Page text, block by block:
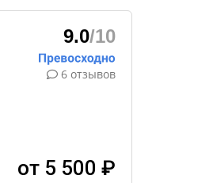
9.0/10
6 отзывов
от 5 500 ₽